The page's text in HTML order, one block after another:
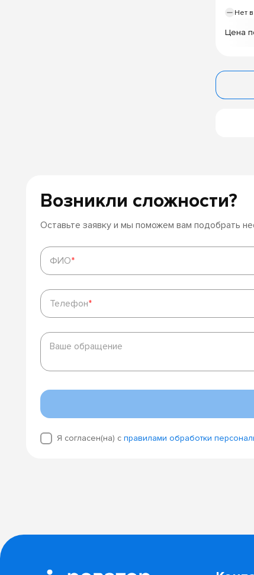
Нет
Цена
Возникли сложности?
Оставьте заявку и мы поможем вам подобрать
ФИО*
ФИО*
Телефон*
Телефон*
Ваше
обращение
Ваше обращение
Я согласен(на) с правилами обработки